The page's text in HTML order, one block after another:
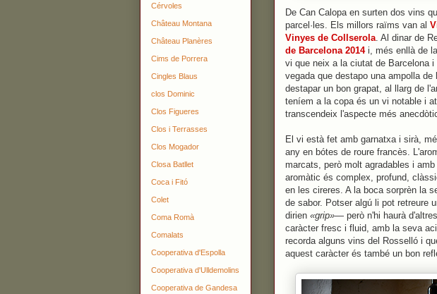
De Can Calopa en surten dos vins
parcel·les. Els millors raïms van al
Vinyes de Collserola. Al dinar de
de Barcelona 2014i, més enllà de
vi que neix a la ciutat de Barcelona
vegada que destapo una ampolla
destapar un bon grapat, al llarg de
teníem a la copa és un vi notable i
transcendeix l'aspecte més
El vi està fet amb garnatxa i sirà,
any en bótes de roure francès.
marcats, però molt agradables i
aromàtic és complex, profund,
en les cireres. A la boca sorprèn la
de sabor. Potser algú li pot retreure
dirien «grip»— però n'hi haurà
caràcter fresc i fluid, amb la seva
recorda alguns vins del Rosselló i
aquest caràcter és també un bon
Cérvoles
Château Montana
Château Planères
Cims de Porrera
Cingles Blaus
clos Dominic
Clos Figueres
Clos i Terrasses
Clos Mogador
Closa Batllet
Coca i Fitó
Colet
Coma Romà
Comalats
Cooperativa d'Espolla
Cooperativa d'Ulldemolins
Cooperativa de Gandesa